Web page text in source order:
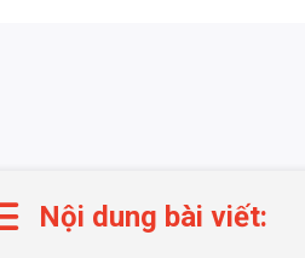
Nội dung bài viết: